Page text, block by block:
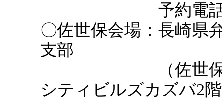
予約電話
〇佐世保会場：長崎県
支部
（佐世保市島
シティビルズカズバ2